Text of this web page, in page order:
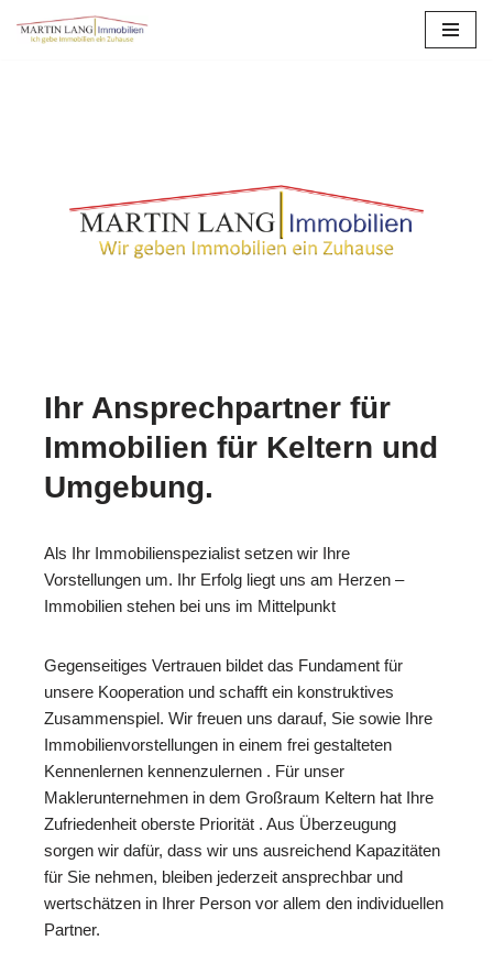
Ihr Ansprechpartner für
Immobilien für Keltern und
Umgebung.
Als Ihr Immobilienspezialist setzen wir Ihre
Vorstellungen um. Ihr Erfolg liegt uns am Herzen –
Immobilien stehen bei uns im Mittelpunkt
Gegenseitiges Vertrauen bildet das Fundament für
unsere Kooperation und schafft ein konstruktives
Zusammenspiel. Wir freuen uns darauf, Sie sowie Ihre
Immobilienvorstellungen in einem frei gestalteten
Kennenlernen kennenzulernen . Für unser
Maklerunternehmen in dem Großraum Keltern hat Ihre
Zufriedenheit oberste Priorität . Aus Überzeugung
sorgen wir dafür, dass wir uns ausreichend Kapazitäten
für Sie nehmen, bleiben jederzeit ansprechbar und
wertschätzen in Ihrer Person vor allem den individuellen
Partner.